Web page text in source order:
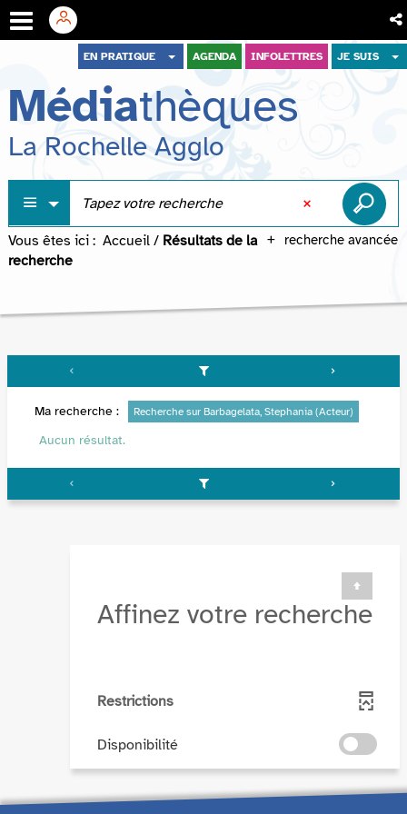
menu
contenu
recherche
EN PRATIQUE AGENDA INFOLETTRES JE SUIS
Médiathèques
La Rochelle Agglo
recherche avancée
Vous êtes ici : Accueil / Résultats de la
recherche
Ma recherche : Recherche sur Barbagelata, Stephania (Acteur)
Aucun résultat.
Affinez votre recherche
Restrictions
Disponibilité
-
ajouter